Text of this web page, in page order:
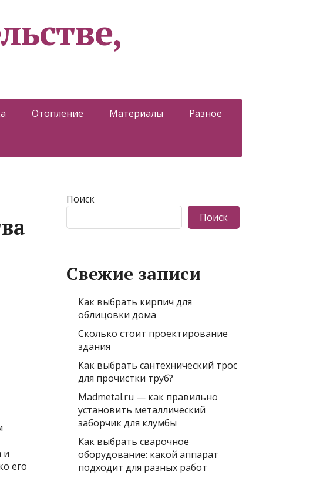
Отопление Материалы Разное
и
его
Поиск
Поиск
Свежие записи
Как выбрать кирпич для
облицовки дома
Сколько стоит проектирование
здания
Как выбрать сантехнический трос
для прочистки труб?
Madmetal.ru — как правильно
установить металлический
заборчик для клумбы
Как выбрать сварочное
оборудование: какой аппарат
подходит для разных работ